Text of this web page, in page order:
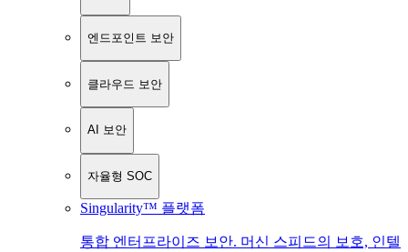
엔드포인트 보안
클라우드 보안
AI 보안
자율형 SOC
Singularity™ 플랫폼
통합 엔터프라이즈 보안. 머신 스피드의 보호, 인텔